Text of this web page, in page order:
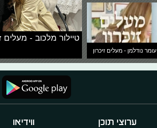
עומר נודלמן - מעלים זיכרון
טיילור מלכוב - מעלים
ערוצי תוכן ווידיאו